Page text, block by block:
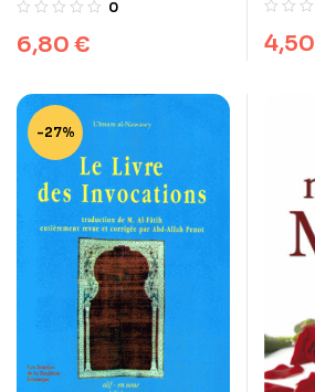
0
6,80 € 4,50
-27%